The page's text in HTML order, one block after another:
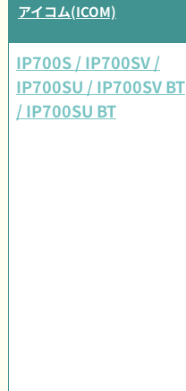
アイコム(ICOM)
IP700S / IP700SV /
IP700SU / IP700SV BT
/ IP700SU BT